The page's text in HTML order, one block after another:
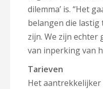
dilemma’ is. “Het
belangen die lastig
zijn. We zijn echter
van inperking van
Tarieven
Het